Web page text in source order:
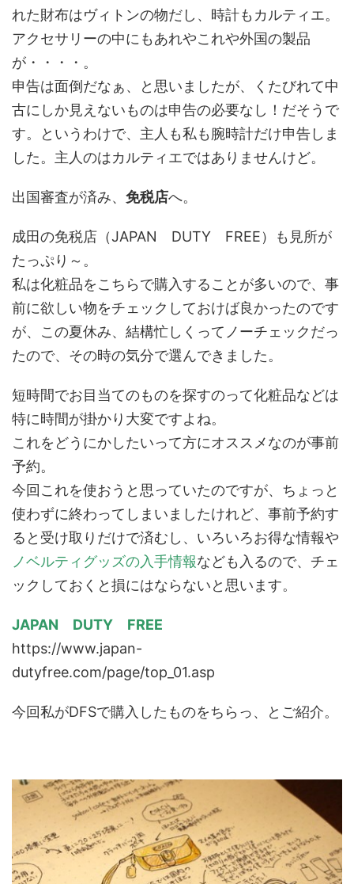
れた財布はヴィトンの物だし、時計もカルティエ。
アクセサリーの中にもあれやこれや外国の製品
が・・・・。
申告は面倒だなぁ、と思いましたが、くたびれて中
古にしか見えないものは申告の必要なし！だそうで
す。というわけで、主人も私も腕時計だけ申告しま
した。主人のはカルティエではありませんけど。
出国審査が済み、 免税店へ。
成田の免税店（JAPAN DUTY FREE）も見所が
たっぷり～。
私は化粧品をこちらで購入することが多いので、事
前に欲しい物をチェックしておけば良かったのです
が、この夏休み、結構忙しくってノーチェックだっ
たので、その時の気分で選んできました。
短時間でお目当てのものを探すのって化粧品などは
特に時間が掛かり大変ですよね。
これをどうにかしたいって方にオススメなのが事前
予約。
今回これを使おうと思っていたのですが、ちょっと
使わずに終わってしまいましたけれど、事前予約す
ると受け取りだけで済むし、いろいろお得な情報や
ノベルティグッズの入手情報なども入るので、チェ
ックしておくと損にはならないと思います。
JAPAN DUTY FREE
https://www.japan-
dutyfree.com/page/top_01.asp
今回私がDFSで購入したものをちらっ、とご紹介。